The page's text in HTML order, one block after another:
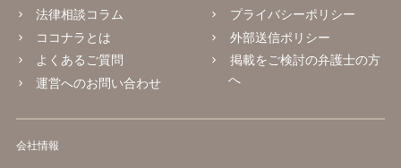
法律相談コラム
ココナラとは
よくあるご質問
運営へのお問い合わせ
プライバシーポリシー
外部送信ポリシー
掲載をご検討の弁護士の方
へ
会社情報